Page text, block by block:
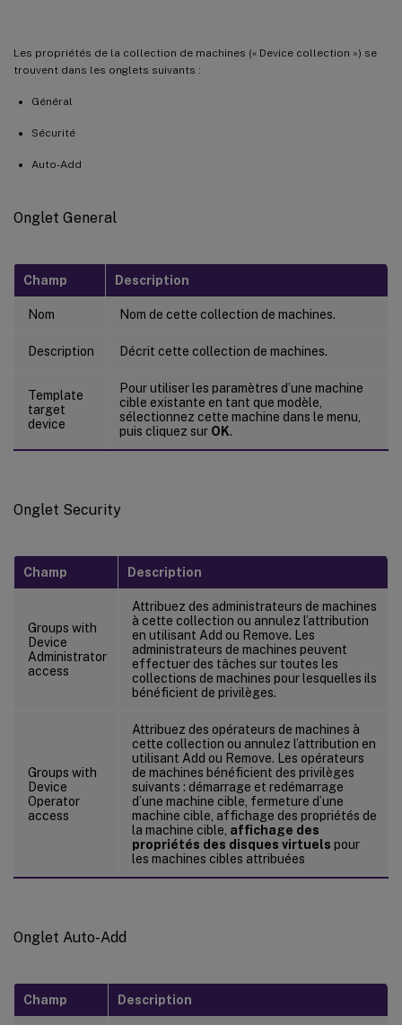
Les propriétés de la collection de machines (« Device collection ») se
trouvent dans les onglets suivants :
Général
Sécurité
Auto-Add
Onglet General
Champ Description
Nom Nom de cette collection de machines.
Description Décrit cette collection de machines.
Template
target
device
Pour utiliser les paramètres d’une machine
cible existante en tant que modèle,
sélectionnez cette machine dans le menu,
puis cliquez sur OK.
Onglet Security
Champ Description
Groups with
Device
Administrator
access
Attribuez des administrateurs de machines
à cette collection ou annulez l’attribution
en utilisant Add ou Remove. Les
administrateurs de machines peuvent
effectuer des tâches sur toutes les
collections de machines pour lesquelles ils
bénéficient de privilèges.
Groups with
Device
Operator
access
Attribuez des opérateurs de machines à
cette collection ou annulez l’attribution en
utilisant Add ou Remove. Les opérateurs
de machines bénéficient des privilèges
suivants : démarrage et redémarrage
d’une machine cible, fermeture d’une
machine cible, affichage des propriétés de
la machine cible, affichage des
propriétés des disques virtuels pour
les machines cibles attribuées
Onglet Auto-Add
Champ Description